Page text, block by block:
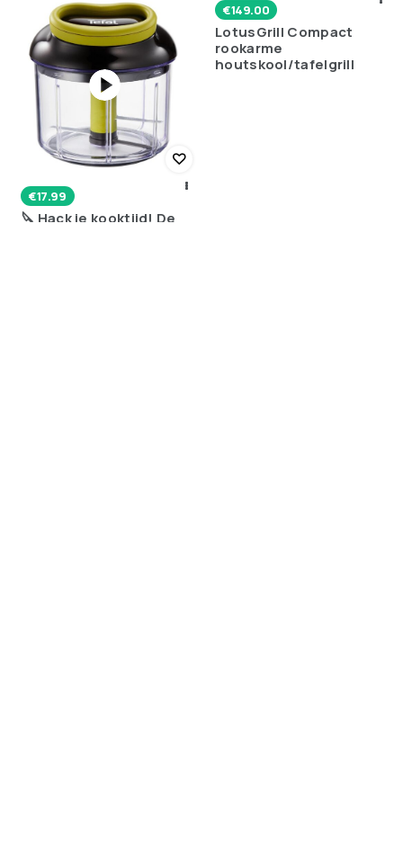
€149.00
LotusGrill Compact
rookarme
houtskool/tafelgrill
€17.99
🔪 Hack je kooktijd! De